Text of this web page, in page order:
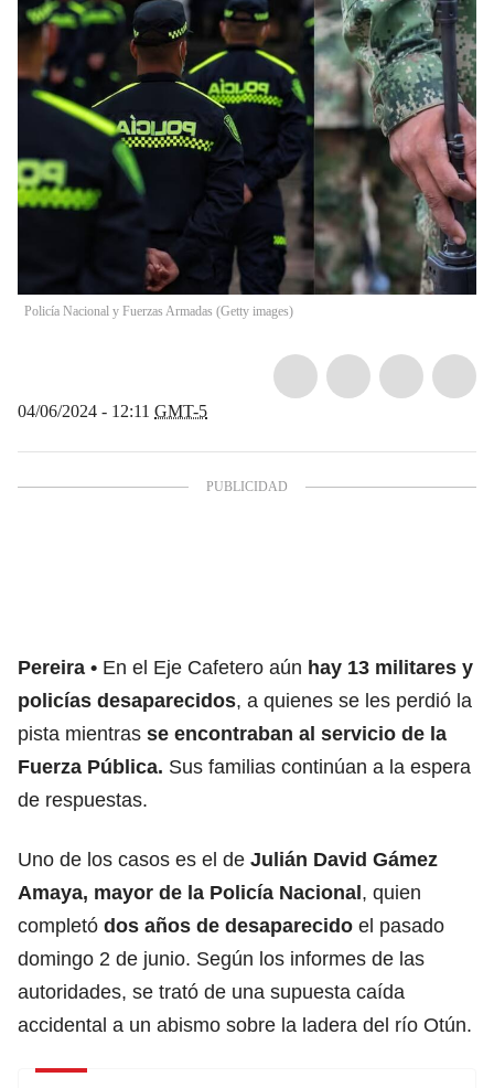
Policía Nacional y Fuerzas Armadas (Getty images)
04/06/2024 - 12:11 GMT-5
Pereira En el Eje Cafetero aún hay 13 militares y
policías desaparecidos, a quienes se les perdió la
pista mientras se encontraban al servicio de la
Fuerza Pública. Sus familias continúan a la espera
de respuestas.
Uno de los casos es el de Julián David Gámez
Amaya, mayor de la Policía Nacional, quien
completó dos años de desaparecido el pasado
domingo 2 de junio. Según los informes de las
autoridades, se trató de una supuesta caída
accidental a un abismo sobre la ladera del río Otún.